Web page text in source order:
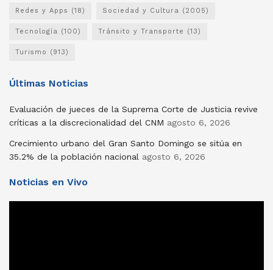
Redes y Apps (18) Sociedad y Cultura (2005)
Tecnología (100) Tránsito y Transporte (13)
Turismo (913)
Últimas Noticias
Evaluación de jueces de la Suprema Corte de Justicia revive
críticas a la discrecionalidad del CNM agosto 6, 2026
Crecimiento urbano del Gran Santo Domingo se sitúa en
35.2% de la población nacional agosto 6, 2026
Noticias en Vivo